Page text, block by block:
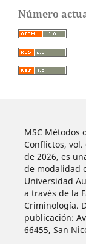
Número
MSC Métodos
Conflictos,
de 2026, es
de modalidad
Universidad
a través de la
Criminología.
publicación:
66455, San